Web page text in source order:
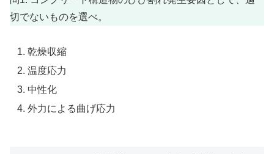
切でないものを選べ。
乾燥収縮
温度応力
中性化
外力による曲げ応力